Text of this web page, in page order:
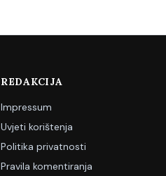
REDAKCIJA
Impressum
Uvjeti korištenja
Politika privatnosti
Pravila komentiranja